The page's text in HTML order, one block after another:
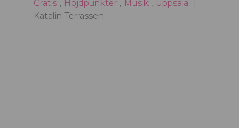
Gratis , Höjdpunkter , Musik , Uppsala
Katalin Terrassen